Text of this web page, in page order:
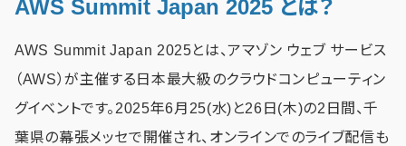
AWS Summit Japan 2025 とは？
AWS Summit Japan 2025とは、アマゾン ウェブ サービス
（AWS）が主催する日本最大級のクラウドコンピューティン
グイベントです。2025年6月25(水)と26日(木)の2日間、千
葉県の幕張メッセで開催され、オンラインでのライブ配信も